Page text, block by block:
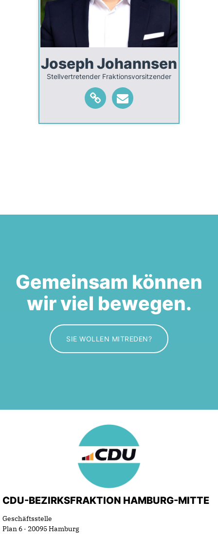
Joseph Johannsen
Stellvertretender Fraktionsvorsitzender
Gemeinsam können
wir viel bewegen.
SIE WOLLEN MITREDEN?
CDU-BEZIRKSFRAKTION HAMBURG-MITTE
Geschäftsstelle
Plan 6 · 20095 Hamburg